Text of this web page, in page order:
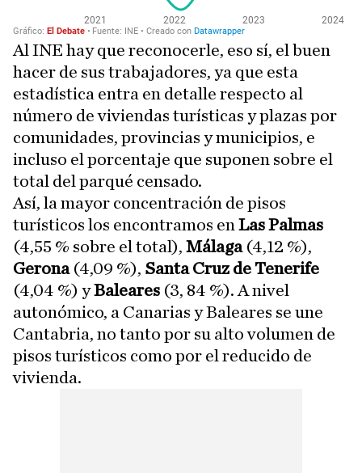
Al INE hay que reconocerle, eso sí, el buen
hacer de sus trabajadores, ya que esta
estadística entra en detalle respecto al
número de viviendas turísticas y plazas por
comunidades, provincias y municipios, e
incluso el porcentaje que suponen sobre el
total del parqué censado.
Así, la mayor concentración de pisos
turísticos los encontramos en Las Palmas
(4,55 % sobre el total), Málaga (4,12 %),
Gerona (4,09 %), Santa Cruz de Tenerife
(4,04 %) yBaleares (3, 84 %). A nivel
autonómico, a Canarias y Baleares se une
Cantabria, no tanto por su alto volumen de
pisos turísticos como por el reducido de
vivienda.